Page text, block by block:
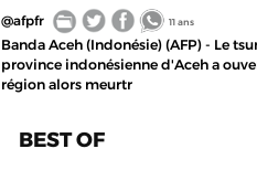
@afpfr 11 ans
Banda Aceh (Indonésie) (AFP) - Le
province indonésienne d'Aceh a
région alors meurtr
BEST OF